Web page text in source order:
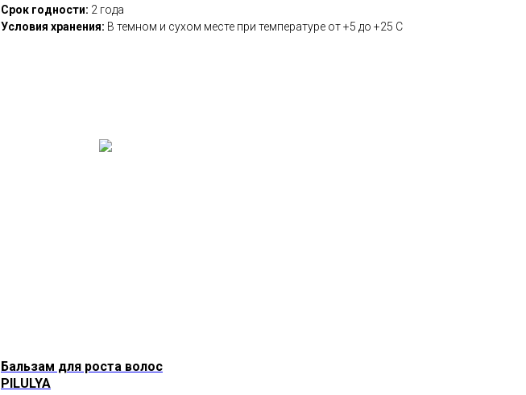
Срок годности: 2 года
Условия хранения: В темном и сухом месте при температуре от +5 до +25 С
Бальзам для роста волос
PILULYA